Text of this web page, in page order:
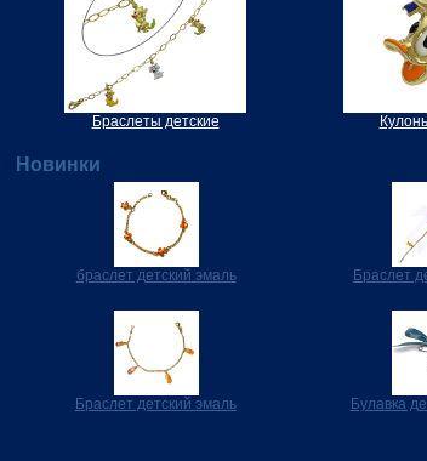
Браслеты детские
Новинки
браслет детский эмаль Браслет
Браслет детский эмаль Булавка